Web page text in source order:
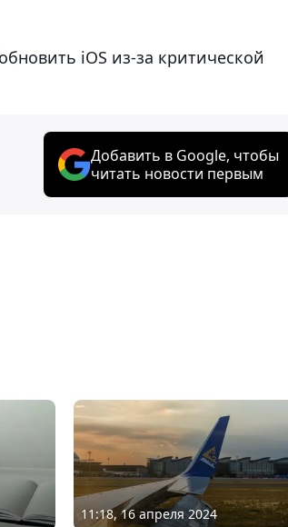
iOS из-за критической
Добавить в Google, чтобы
читать новости первым
11:18, 16 апреля 2024